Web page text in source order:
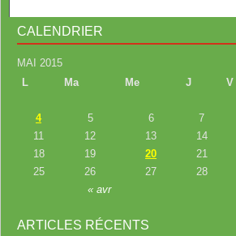
CALENDRIER
MAI 2015
L
Ma Me J V
« avr
4
5 6 7
11
12 13 14
18
19 20 21
25
26 27 28
ARTICLES RÉCENTS